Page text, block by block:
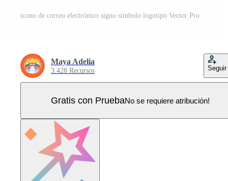
icono de correo electrónico signo símbolo logotipo Vector Pro
Maya Adelia
3.428 Recursos Seguir
Gratis con PruebaNo se requiere atribución!